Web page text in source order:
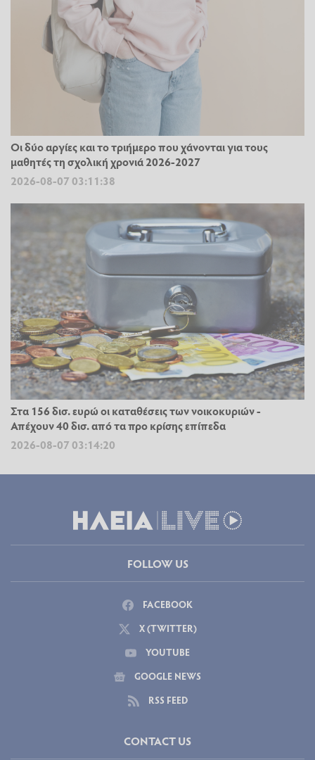
Οι δύο αργίες και το τριήμερο που χάνονται για τους
μαθητές τη σχολική χρονιά 2026-2027
2026-08-07 03:11:38
Στα 156 δισ. ευρώ οι καταθέσεις των νοικοκυριών -
Απέχουν 40 δισ. από τα προ κρίσης επίπεδα
2026-08-07 03:14:20
FOLLOW US
FACEBOOK
X (TWITTER)
YOUTUBE
GOOGLE NEWS
RSS FEED
CONTACT US